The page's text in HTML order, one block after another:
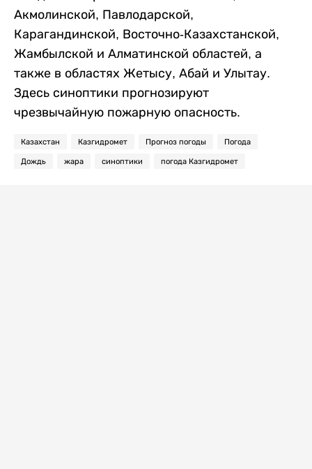
Акмолинской, Павлодарской,
Карагандинской, Восточно-Казахстанской,
Жамбылской и Алматинской областей, а
также в областях Жетысу, Абай и Улытау.
Здесь синоптики прогнозируют
чрезвычайную пожарную опасность.
Казахстан Казгидромет Прогноз погоды Погода
Дождь жара синоптики погода Казгидромет